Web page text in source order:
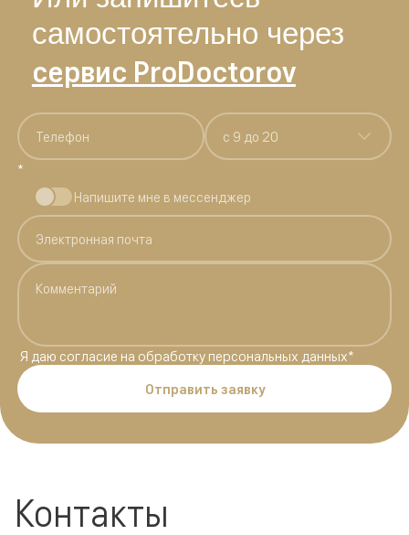
самостоятельно через
сервис ProDoctorov
*
c 9 до 20
Напишите мне в мессенджер
Я даю согласие на обработку персональных данных*
Отправить заявку
Контакты